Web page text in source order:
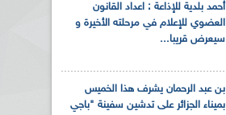
أحمد بلدية للإذاعة : اعداد القانون
العضوي للإعلام في مرحلته الأخيرة و
سيعرض قريبا...
بن عبد الرحمان يشرف هذا الخميس
بميناء الجزائر على تدشين سفينة "باجي